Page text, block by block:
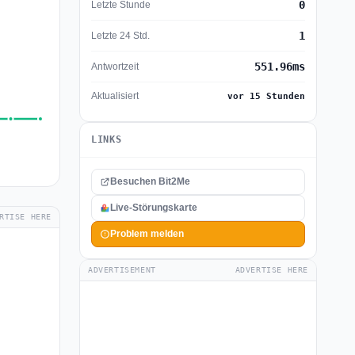
HERE
Letzte Stunde 0
Letzte 24 Std. 1
Antwortzeit 551.96ms
Aktualisiert vor 15 Stunden
LINKS
Besuchen Bit2Me
Live-Störungskarte
Problem melden
ADVERTISEMENT ADVERTISE HERE